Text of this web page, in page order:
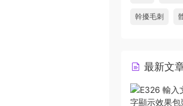
幹擾毛刺
最新文